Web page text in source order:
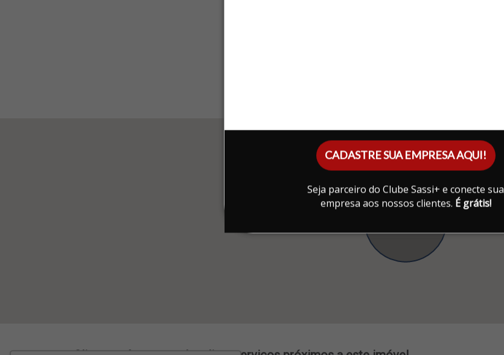
CADASTRE SUA EMPRESA AQUI!
Seja parceiro do Clube Sassi+ e conecte sua
empresa aos nossos clientes. É grátis!